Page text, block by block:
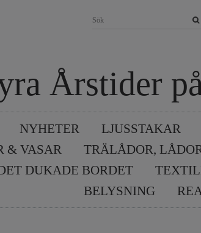
Årstider
NYHETER LJUSSTAKAR
& VASAR TRÄLÅDOR,
DUKADE BORDET
BELYSNING